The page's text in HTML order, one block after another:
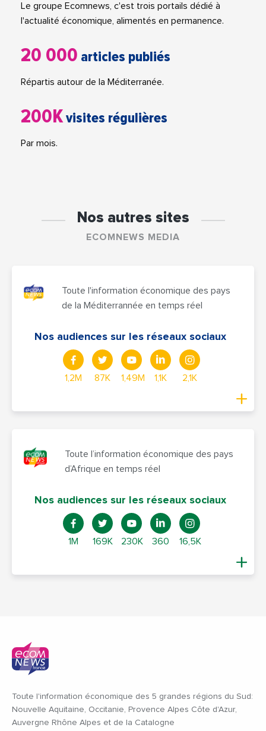
Le groupe Ecomnews, c'est trois portails dédié à
l'actualité économique, alimentés en permanence.
20 000 articles publiés
Répartis autour de la Méditerranée.
200Kvisites régulières
Par mois.
Nos autres sites
ECOMNEWS MEDIA
Toute l'information économique des pays
de la Méditerrannée en temps réel
Nos audiences sur les réseaux sociaux
1,2M 87K 1,49M 1,1K 2,1K
Toute l’information économique des pays
d’Afrique en temps réel
Nos audiences sur les réseaux sociaux
1M 169K 230K 360 16,5K
Toute l'information économique des 5 grandes régions du Sud:
Nouvelle Aquitaine, Occitanie, Provence Alpes Côte d'Azur,
Auvergne Rhône Alpes et de la Catalogne